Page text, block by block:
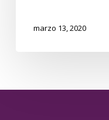
marzo 13, 2020